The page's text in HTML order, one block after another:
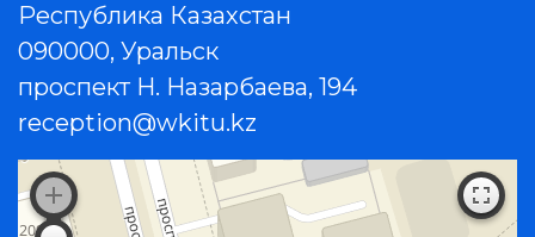
Республика Казахстан
090000, Уральск
проспект Н. Назарбаева, 194
reception@wkitu.kz